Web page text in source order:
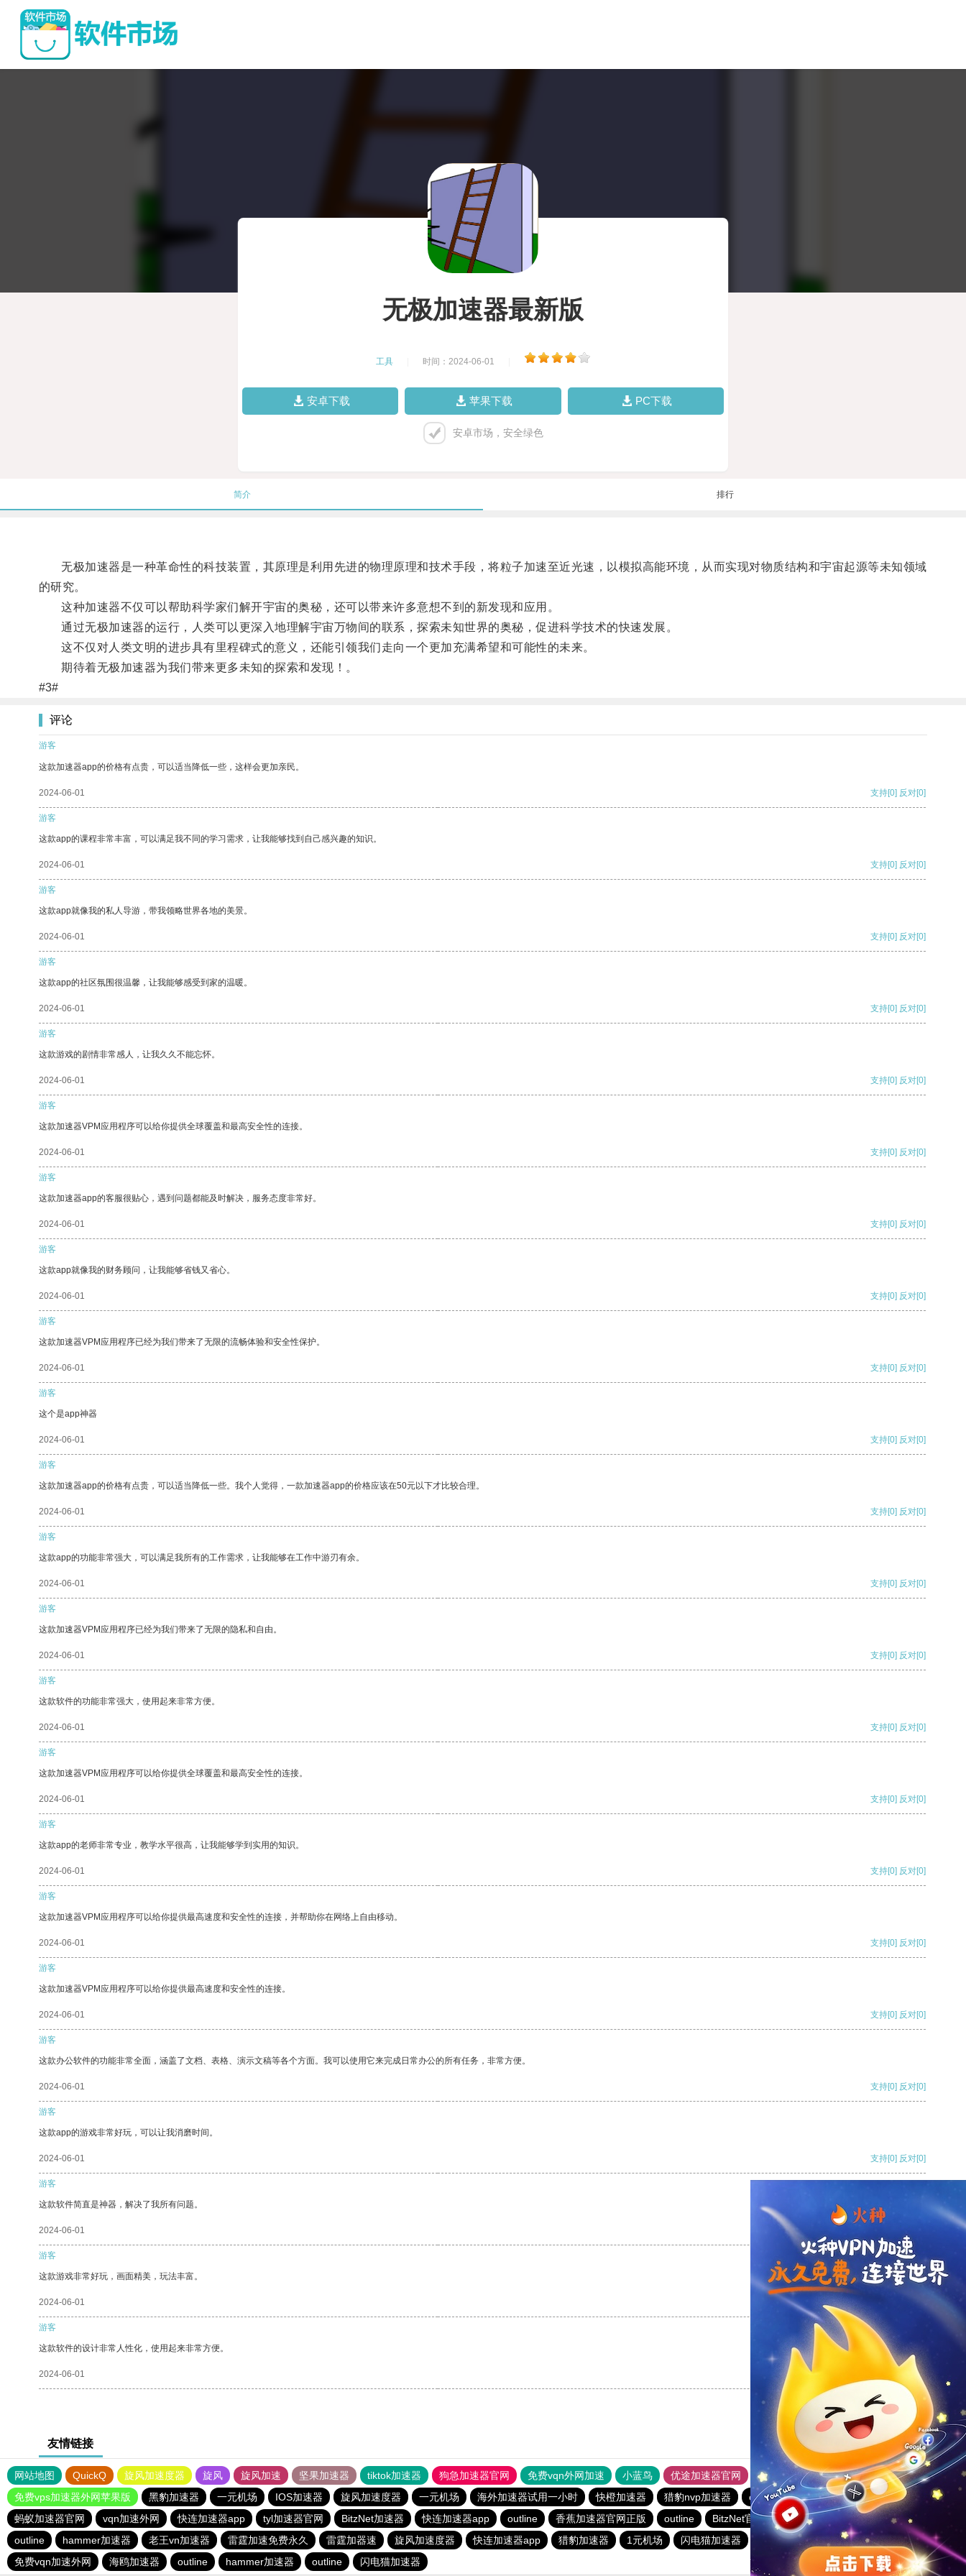
无极加速器最新版
工具 时间：2024-06-01
安卓下载 苹果下载 PC下载
安卓市场，安全绿色
简介 排行
无极加速器是一种革命性的科技装置，其原理是利用先进的物理原理和技术手段，将粒子加速至近光速，以模拟高能环境，从而实现对物质结构和宇宙起源等未知领域
的研究。
这种加速器不仅可以帮助科学家们解开宇宙的奥秘，还可以带来许多意想不到的新发现和应用。
通过无极加速器的运行，人类可以更深入地理解宇宙万物间的联系，探索未知世界的奥秘，促进科学技术的快速发展。
这不仅对人类文明的进步具有里程碑式的意义，还能引领我们走向一个更加充满希望和可能性的未来。
期待着无极加速器为我们带来更多未知的探索和发现！。
#3#
评论
游客
这款加速器app的价格有点贵，可以适当降低一些，这样会更加亲民。
2024-06-01 支持[0] 反对[0]
游客
这款app的课程非常丰富，可以满足我不同的学习需求，让我能够找到自己感兴趣的知识。
2024-06-01 支持[0] 反对[0]
游客
这款app就像我的私人导游，带我领略世界各地的美景。
2024-06-01 支持[0] 反对[0]
游客
这款app的社区氛围很温馨，让我能够感受到家的温暖。
2024-06-01 支持[0] 反对[0]
游客
这款游戏的剧情非常感人，让我久久不能忘怀。
2024-06-01 支持[0] 反对[0]
游客
这款加速器VPM应用程序可以给你提供全球覆盖和最高安全性的连接。
2024-06-01 支持[0] 反对[0]
游客
这款加速器app的客服很贴心，遇到问题都能及时解决，服务态度非常好。
2024-06-01 支持[0] 反对[0]
游客
这款app就像我的财务顾问，让我能够省钱又省心。
2024-06-01 支持[0] 反对[0]
游客
这款加速器VPM应用程序已经为我们带来了无限的流畅体验和安全性保护。
2024-06-01 支持[0] 反对[0]
游客
这个是app神器
2024-06-01 支持[0] 反对[0]
游客
这款加速器app的价格有点贵，可以适当降低一些。我个人觉得，一款加速器app的价格应该在50元以下才比较合理。
2024-06-01 支持[0] 反对[0]
游客
这款app的功能非常强大，可以满足我所有的工作需求，让我能够在工作中游刃有余。
2024-06-01 支持[0] 反对[0]
游客
这款加速器VPM应用程序已经为我们带来了无限的隐私和自由。
2024-06-01 支持[0] 反对[0]
游客
这款软件的功能非常强大，使用起来非常方便。
2024-06-01 支持[0] 反对[0]
游客
这款加速器VPM应用程序可以给你提供全球覆盖和最高安全性的连接。
2024-06-01 支持[0] 反对[0]
游客
这款app的老师非常专业，教学水平很高，让我能够学到实用的知识。
2024-06-01 支持[0] 反对[0]
游客
这款加速器VPM应用程序可以给你提供最高速度和安全性的连接，并帮助你在网络上自由移动。
2024-06-01 支持[0] 反对[0]
游客
这款加速器VPM应用程序可以给你提供最高速度和安全性的连接。
2024-06-01 支持[0] 反对[0]
游客
这款办公软件的功能非常全面，涵盖了文档、表格、演示文稿等各个方面。我可以使用它来完成日常办公的所有任务，非常方便。
2024-06-01 支持[0] 反对[0]
游客
这款app的游戏非常好玩，可以让我消磨时间。
2024-06-01 支持[0] 反对[0]
游客
这款软件简直是神器，解决了我所有问题。
2024-06-01
游客
这款游戏非常好玩，画面精美，玩法丰富。
2024-06-01 反对
游客
这款软件的设计非常人性化，使用起来非常方便。
2024-06-01 反对[0]
友情链接
网站地图 QuickQ 旋风加速度器 旋风 旋风加速 坚果加速器 tiktok加速器 狗急加速器官网 免费vqn外网加速 小蓝鸟 优途加速器官网 风驰加速器 旋风加速器
八戒看书
免费vps加速器外网苹果版
黑豹加速器 一元机场 IOS加速器 旋风加速度器 一元机场 海外加速器试用一小时 快橙加速器 猎豹nvp加速器 outline outline ios加速器
outline
蚂蚁加速器官网
vqn加速外网 快连加速器app tyl加速器官网 BitzNet加速器 快连加速器app outline 香蕉加速器官网正版 outline BitzNet官网 安易加速器
快联加速器
outline
hammer加速器 老王vn加速器 雷霆加速免费永久 雷霆加器速 旋风加速度器 快连加速器app 猎豹加速器 1元机场 闪电猫加速器 hammer加速器
快连加速器app
免费vqn加速外网
海鸥加速器 outline hammer加速器 outline 闪电猫加速器